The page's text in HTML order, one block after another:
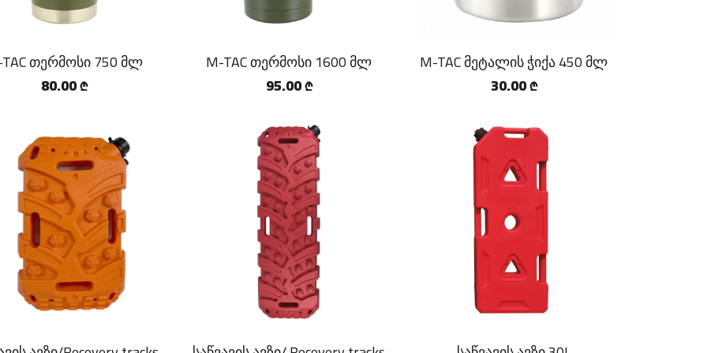
თერმოსი 750 მლ
80.00 ₾
M-TAC თერმოსი 1600 მლ
95.00 ₾
M-TAC მეტალის ჭიქა 450 მლ
30.00 ₾